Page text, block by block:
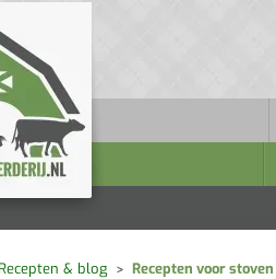
Recepten & blog Recepten voor stoven